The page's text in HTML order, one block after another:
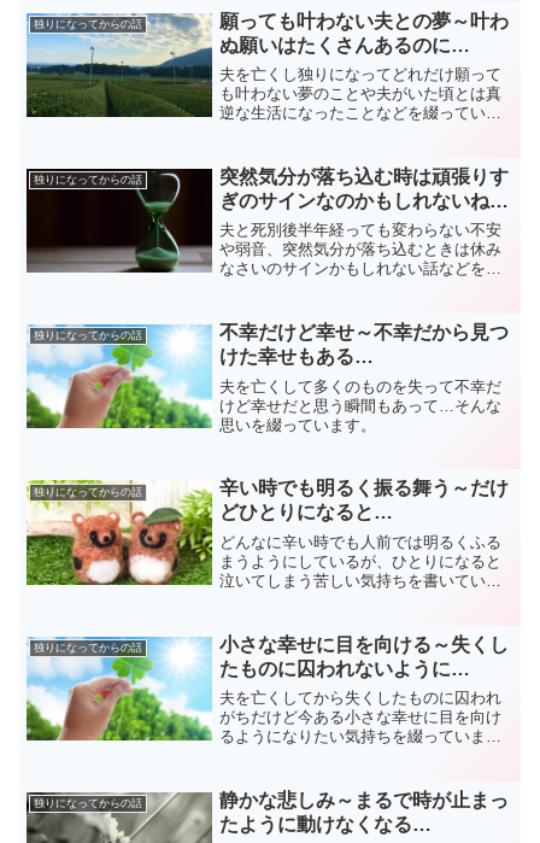
独りになってからの話
願っても叶わない夫との夢～叶わ
ぬ願いはたくさんあるのに…
夫を亡くし独りになってどれだけ願って
も叶わない夢のことや夫がいた頃とは真
逆な生活になったことなどを綴っていま
独りになってからの話
突然気分が落ち込む時は頑張りす
ぎのサインなのかもしれないね…
夫と死別後半年経っても変わらない不安
や弱音、突然気分が落ち込むときは休み
なさいのサインかもしれない話などを綴
独りになってからの話
不幸だけど幸せ～不幸だから見つ
けた幸せもある…
夫を亡くして多くのものを失って不幸だ
けど幸せだと思う瞬間もあって…そんな
思いを綴っています。
独りになってからの話
辛い時でも明るく振る舞う～だけ
どひとりになると…
どんなに辛い時でも人前では明るくふる
まうようにしているが、ひとりになると
泣いてしまう苦しい気持ちを書いていま
独りになってからの話
小さな幸せに目を向ける～失くし
たものに囚われないように…
夫を亡くしてから失くしたものに囚われ
がちだけど今ある小さな幸せに目を向け
るようになりたい気持ちを綴っていま
独りになってからの話
静かな悲しみ～まるで時が止まっ
たように動けなくなる…